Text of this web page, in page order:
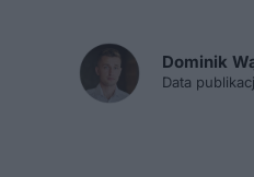
Dominik
Data